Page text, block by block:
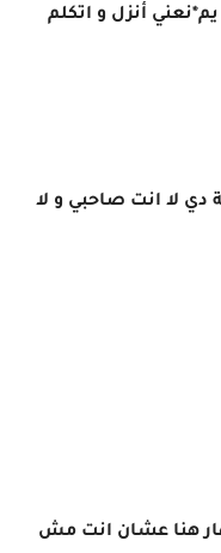
أنزل و اتكلم
دي لا انت صاحبي و لا
هنا عشان انت مش